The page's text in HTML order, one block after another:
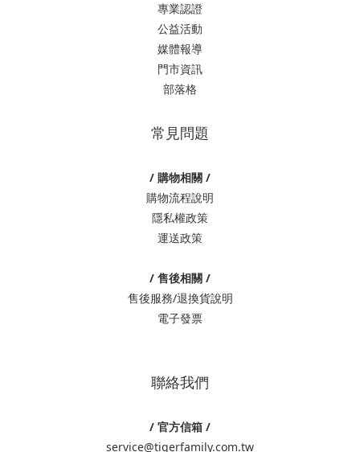
專業認證
公益活動
媒體報導
門市資訊
部落格
常見問題
/ 購物相關 /
購物流程說明
隱私權政策
運送政策
/ 售後相關 /
售後服務/退換貨說明
電子發票
聯絡我們
/ 官方信箱 /
service@tigerfamily.com.tw